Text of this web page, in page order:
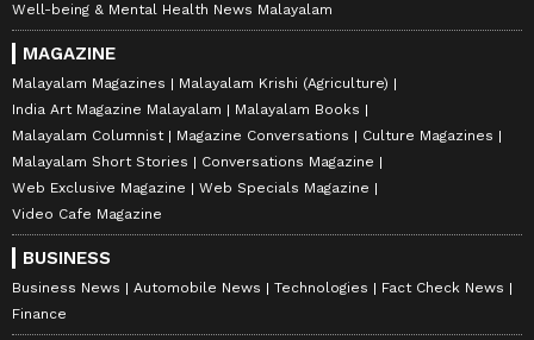
Well-being & Mental Health News Malayalam
MAGAZINE
Malayalam Magazines
Malayalam Krishi (Agriculture)
India Art Magazine Malayalam
Malayalam Books
Malayalam Columnist
Magazine Conversations
Culture Magazines
Malayalam Short Stories
Conversations Magazine
Web Exclusive Magazine
Web Specials Magazine
Video Cafe Magazine
BUSINESS
Business News Automobile News Technologies
Fact Check News
Finance